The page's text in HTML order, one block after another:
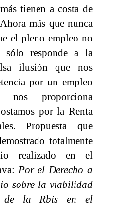
tienen a costa de
más que nunca
el pleno empleo no
responde a la
ilusión que nos
por un empleo
proporciona
por la Renta
Propuesta que
totalmente
realizado en el
Por el Derecho a
sobre la viabilidad
de la Rbis en el